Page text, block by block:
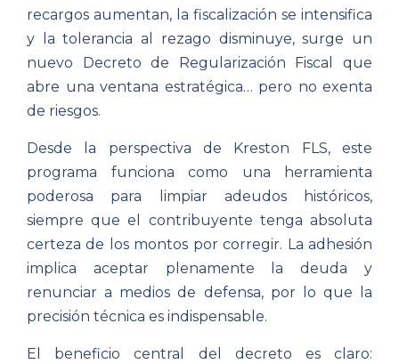
recargos aumentan, la fiscalización se intensifica
y la tolerancia al rezago disminuye, surge un
nuevo Decreto de Regularización Fiscal que
abre una ventana estratégica… pero no exenta
de riesgos.
Desde la perspectiva de Kreston FLS, este
programa funciona como una herramienta
poderosa para limpiar adeudos históricos,
siempre que el contribuyente tenga absoluta
certeza de los montos por corregir. La adhesión
implica aceptar plenamente la deuda y
renunciar a medios de defensa, por lo que la
precisión técnica es indispensable.
El beneficio central del decreto es claro: